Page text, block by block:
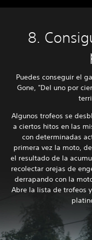
8.
Puedes conseguir el
Gone, "Del uno por
Algunos trofeos se
a ciertos hitos en las
con determinadas
primera vez la moto,
el resultado de la
recolectar orejas de
derrapando con la
Abre la lista de trofeos